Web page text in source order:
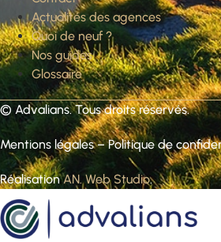
Actualités des agences
Quoi de neuf ?
Nos guides
Glossaire
© Advalians. Tous droits réservés.
Mentions légales–Politique de
RéalisationAN. Web Studio.